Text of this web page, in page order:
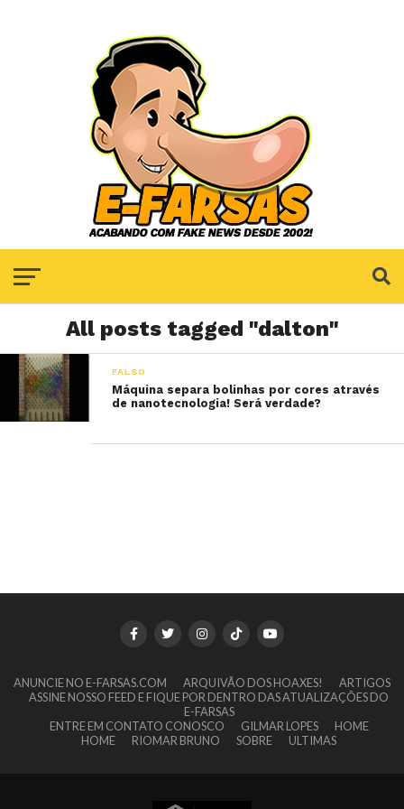
All posts tagged "dalton"
FALSO
Máquina separa bolinhas por cores através
de nanotecnologia! Será verdade?
ANUNCIE NO E-FARSAS.COM ARQUIVÃO DOS HOAXES!
ARTIGOS
ASSINE NOSSO FEED E FIQUE POR DENTRO DAS ATUALIZAÇÕES DO
E-FARSAS
ENTRE EM CONTATO CONOSCO
GILMAR LOPES
HOME
HOME
RIOMAR BRUNO SOBRE ULTIMAS